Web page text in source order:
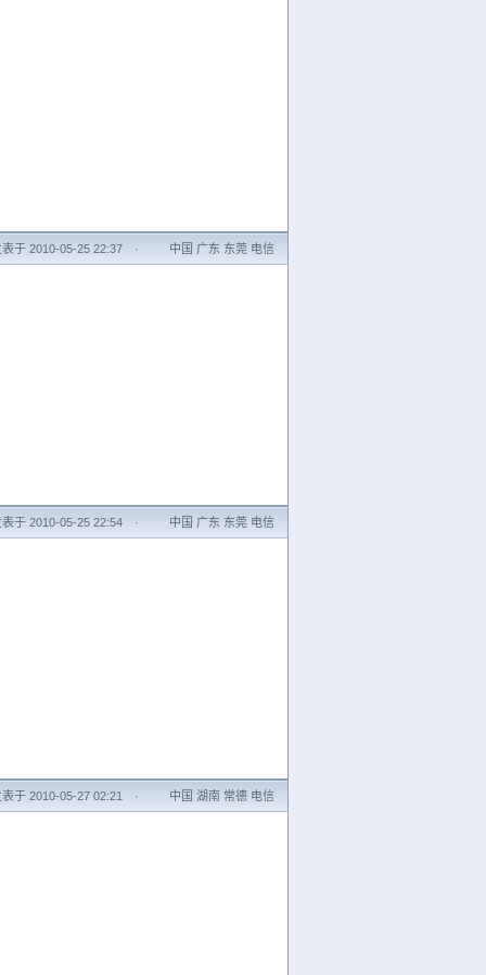
表于 2010-05-25 22:37 · 中国 广东 东莞 电信
表于 2010-05-25 22:54 · 中国 广东 东莞 电信
表于 2010-05-27 02:21 · 中国 湖南 常德 电信